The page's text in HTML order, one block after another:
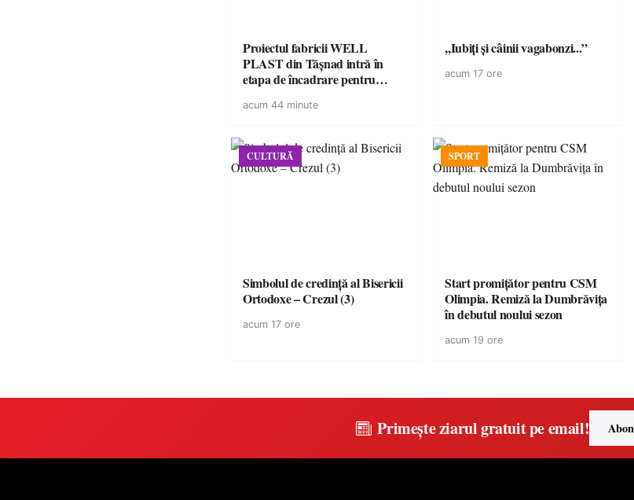
Proiectul fabricii WELL
PLAST din Tășnad intră în
etapa de încadrare pentru
acum 44 minute
,,Iubiți și câinii vagabonzi...”
acum 17 ore
CULTURĂ
Simbolul de credinţă al Bisericii
Ortodoxe – Crezul (3)
acum 17 ore
SPORT
Start promițător pentru CSM
Olimpia. Remiză la Dumbrăvița
în debutul noului sezon
acum 19 ore
Primește ziarul gratuit pe email!